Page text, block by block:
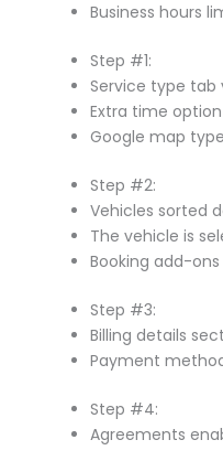
Business hours
Step #1:
Service type tab
Extra time
Google map
Step #2:
Vehicles sorted
The vehicle is
Booking add-
Step #3:
Billing details
Payment
Step #4:
Agreements